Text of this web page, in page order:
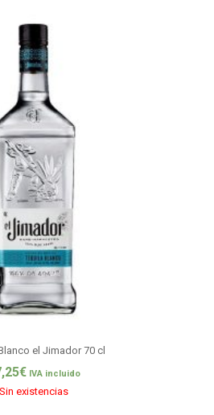
el Jimador 70 cl
€ IVA incluido
Sin existencias